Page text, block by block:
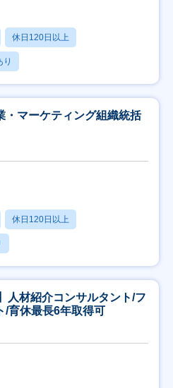
休日120日以上
り
・マーケティング組織統括
休日120日以上
人材紹介コンサルタント/フ
/育休最長6年取得可